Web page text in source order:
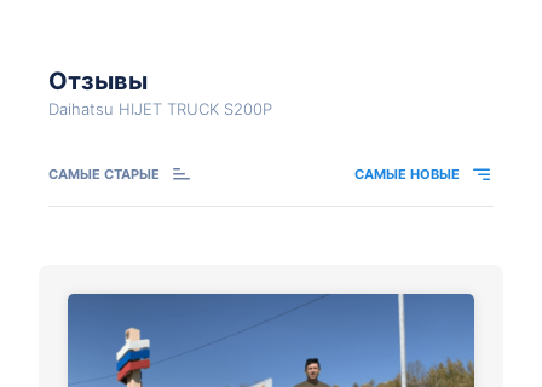
Отзывы
Daihatsu HIJET TRUCK S200P
САМЫЕ СТАРЫЕ САМЫЕ НОВЫЕ